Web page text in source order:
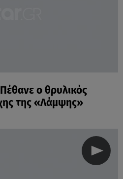
o θρυλικός
της «Λάμψης»